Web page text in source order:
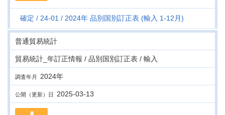
確定 24-01 2024年 品別国別訂正表 (輸入 1-12月)
普通貿易統計
貿易統計_年訂正情報 / 品別国別訂正表 / 輸入
調査年月 2024年
公開（更新）日 2025-03-13